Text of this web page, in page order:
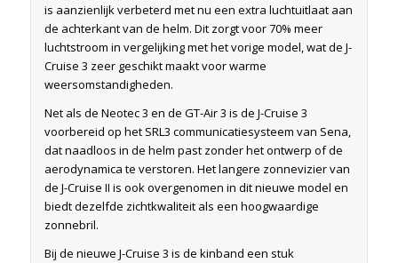
is aanzienlijk verbeterd met nu een extra luchtuitlaat aan
de achterkant van de helm. Dit zorgt voor 70% meer
luchtstroom in vergelijking met het vorige model, wat de J-
Cruise 3 zeer geschikt maakt voor warme
weersomstandigheden.
Net als de Neotec 3 en de GT-Air 3 is de J-Cruise 3
voorbereid op het SRL3 communicatiesysteem van Sena,
dat naadloos in de helm past zonder het ontwerp of de
aerodynamica te verstoren. Het langere zonnevizier van
de J-Cruise II is ook overgenomen in dit nieuwe model en
biedt dezelfde zichtkwaliteit als een hoogwaardige
zonnebril.
Bij de nieuwe J-Cruise 3 is de kinband een stuk